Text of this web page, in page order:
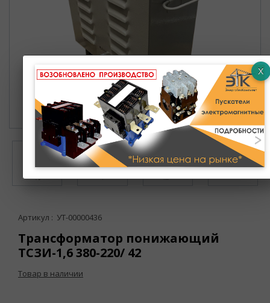
Артикул : УТ-00000436
Трансформатор понижающий
ТСЗИ-1,6 380-220/ 42
Товар в наличии